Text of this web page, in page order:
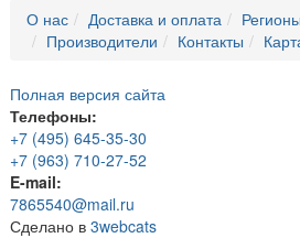
О нас Доставка и оплата Регионы
Производители
Контакты
Полная версия сайта
Телефоны:
+7 (495) 645-35-30
+7 (963) 710-27-52
E-mail:
7865540@mail.ru
Сделано в 3webcats